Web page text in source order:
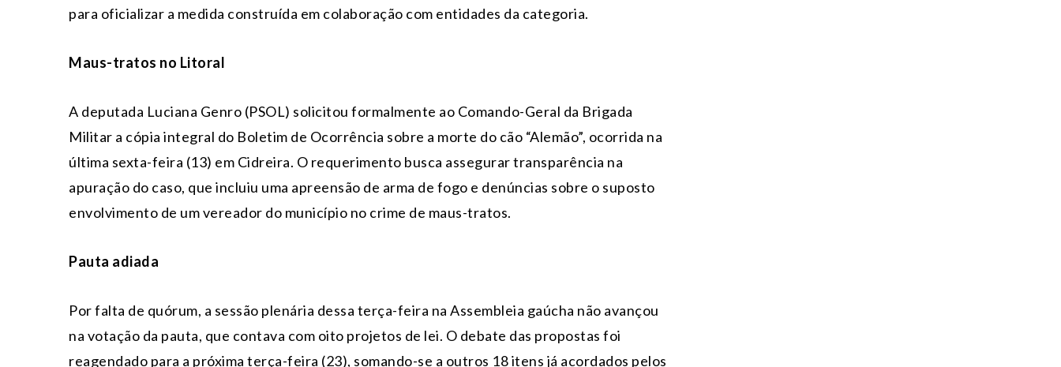
para oficializar a medida construída em colaboração com entidades da categoria.
Maus-tratos no Litoral
A deputada Luciana Genro (PSOL) solicitou formalmente ao Comando-Geral da Brigada
Militar a cópia integral do Boletim de Ocorrência sobre a morte do cão “Alemão”, ocorrida na
última sexta-feira (13) em Cidreira. O requerimento busca assegurar transparência na
apuração do caso, que incluiu uma apreensão de arma de fogo e denúncias sobre o suposto
envolvimento de um vereador do município no crime de maus-tratos.
Pauta adiada
Por falta de quórum, a sessão plenária dessa terça-feira na Assembleia gaúcha não avançou
na votação da pauta, que contava com oito projetos de lei. O debate das propostas foi
reagendado para a próxima terça-feira (23), somando-se a outros 18 itens já acordados pelos